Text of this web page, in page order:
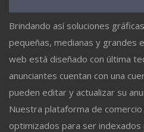
Brindando así soluciones
pequeñas, medianas y grandes
web está diseñado con última
anunciantes cuentan con una
pueden editar y actualizar su
Nuestra plataforma de
optimizados para ser